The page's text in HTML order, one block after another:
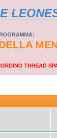
THREAD